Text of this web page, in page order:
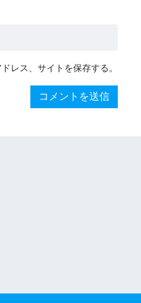
レス、サイトを保存する。